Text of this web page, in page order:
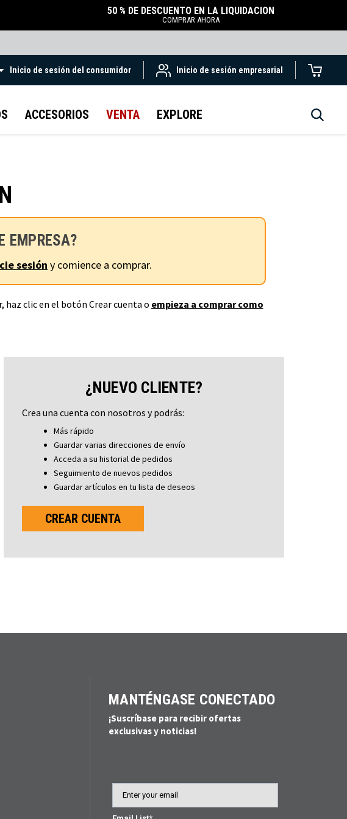
50 % DE DESCUENTO EN LA LIQUIDACIÓN
COMPRAR AHORA
Inicio de sesión del consumidor Inicio de sesión empresarial
ACCESORIOS VENTA EXPLORE
EMPRESA?
sesión y comience a comprar.
haz clic en el botón Crear cuenta o empieza a comprar como
¿NUEVO CLIENTE?
Crea una cuenta con nosotros y podrás:
Más rápido
Guardar varias direcciones de envío
Acceda a su historial de pedidos
Seguimiento de nuevos pedidos
Guardar artículos en tu lista de deseos
CREAR CUENTA
MANTÉNGASE CONECTADO
¡Suscríbase para recibir ofertas
exclusivas y noticias!